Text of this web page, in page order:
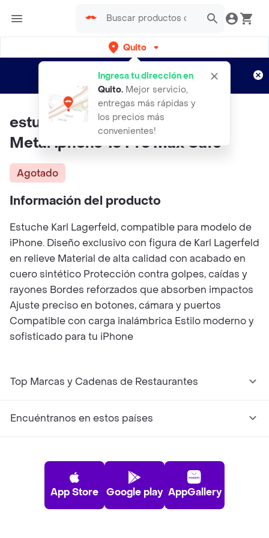
Quito
Ingresa tu dirección en
Quito. Mejor servicio,
entregas más rápidas y
los precios más
convenientes!
envíos gratis por semanas
Aplican TyC
estuche Karl Lagerfeld Clasico
Metal Iphone 16 Pro Max Cafe
Agotado
Información del producto
Estuche Karl Lagerfeld, compatible para modelo de
iPhone. Diseño exclusivo con figura de Karl Lagerfeld
en relieve Material de alta calidad con acabado en
cuero sintético Protección contra golpes, caídas y
rayones Bordes reforzados que absorben impactos
Ajuste preciso en botones, cámara y puertos
Compatible con carga inalámbrica Estilo moderno y
sofisticado para tu iPhone
Top Marcas y Cadenas de Restaurantes
Encuéntranos en estos países
App Store Google play AppGallery